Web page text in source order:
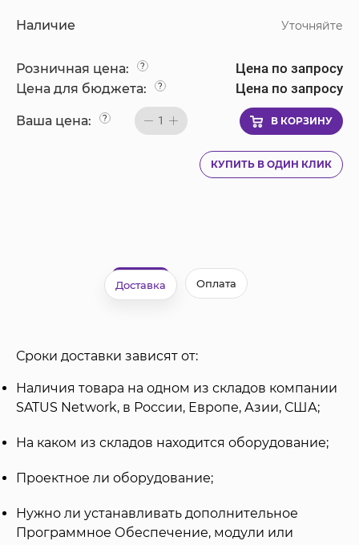
Наличие Уточняйте
Розничная цена: ? Цена по запросу
Цена для бюджета: ? Цена по запросу
Ваша цена: ? 1 В КОРЗИНУ
КУПИТЬ В ОДИН КЛИК
Доставка Оплата
Сроки доставки зависят от:
Наличия товара на одном из складов компании
SATUS Network, в России, Европе, Азии, США;
На каком из складов находится оборудование;
Проектное ли оборудование;
Нужно ли устанавливать дополнительное
Программное Обеспечение, модули или